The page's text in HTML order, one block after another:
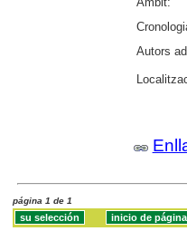
Autors
página 1 de 1